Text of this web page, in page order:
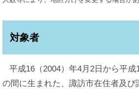
対象者
平成16（2004）年4月2日から平成
の間に生まれた、諏訪市在住者及び